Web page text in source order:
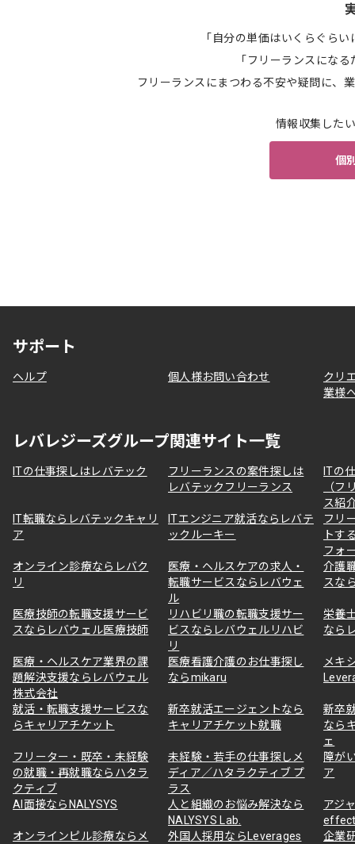
「自分の単価はいくらぐら
「フリーランスにな
フリーランスにまつわる不安や疑問に、
情報収集した
個
サポート
ヘルプ 個人様お問い合わせ
クリ
業様
レバレジーズグループ関連サイト一覧
ITの仕事探しはレバテック
フリーランスの案件探しは
レバテックフリーランス
ITの
（フ
ス紹
IT転職ならレバテックキャリ
ア
ITエンジニア就活ならレバテ
ックルーキー
フリ
トす
フォ
オンライン診療ならレバク
リ
医療・ヘルスケアの求人・
転職サービスならレバウェ
ル
介護
スな
医療技師の転職支援サービ
スならレバウェル医療技師
リハビリ職の転職支援サー
ビスならレバウェルリハビ
リ
栄養
なら
医療・ヘルスケア業界の課
題解決支援ならレバウェル
株式会社
医療看護介護のお仕事探し
ならmikaru
メキ
就活・転職支援サービスな
らキャリアチケット
新卒就活エージェントなら
キャリアチケット就職
新卒
なら
ェ
フリーター・既卒・未経験
の就職・再就職ならハタラ
クティブ
未経験・若手の仕事探しメ
ディア／ハタラクティブ プ
ラス
障が
ア
AI面接ならNALYSYS
人と組織のお悩み解決なら
NALYSYS Lab.
アジ
オンラインピル診療ならメ
外国人採用ならLeverages
企業